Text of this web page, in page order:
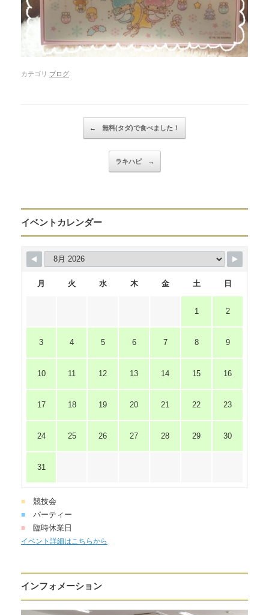
カテゴリ ブログ
← 無料(タダ)で食べました！
ラキハピ →
イベントカレンダー
月 火 水 木 金 土 日
1 2
3 4 5 6 7 8 9
10 11 12 13 14 15 16
17 18 19 20 21 22 23
24 25 26 27 28 29 30
31
■ 競技会
■ パーティー
■ 臨時休業日
イベント詳細はこちらから
インフォメーション